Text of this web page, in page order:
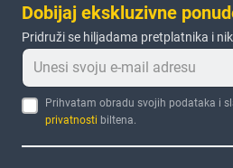
Dobijaj ekskluzivne
Pridruži se hiljadama pretplatnika i
Prihvatam obradu svojih podataka i
privatnosti biltena.